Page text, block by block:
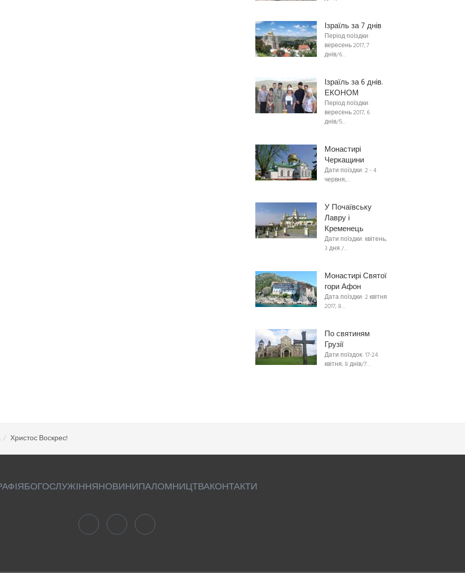
Ізраїль за 7 днів
Період поїздки:
вересень 2017, 7
днів/6…
Ізраїль за 6 днів.
ЕКОНОМ
Період поїздки:
вересень 2017, 6
днів/5…
Монастирі
Черкащини
Дати поїздки: 2 - 4
червня,…
У Почаївську
Лавру і
Кременець
Дати поїздки: квітень,
3 дня /…
Монастирі Святої
гори Афон
Дата поїздки: 2 квітня
2017, 8…
По святиням
Грузії
Дати поїздок: 17-24
квітня, 8 днів/7…
Христос Воскрес!
БОГОСЛУЖІННЯНОВИНИПАЛОМНИЦТВАКОНТАКТИ